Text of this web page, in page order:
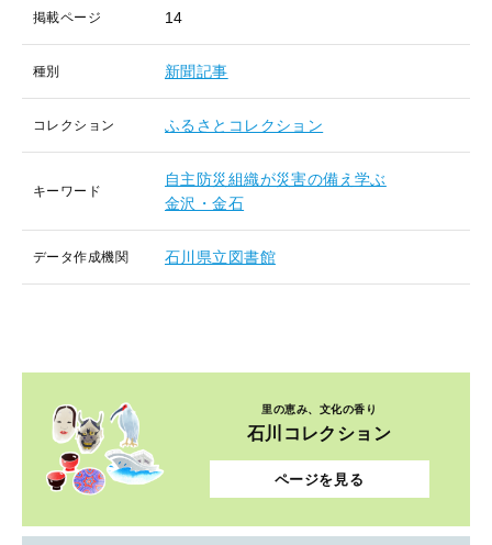
掲載ページ 14
種別 新聞記事
コレクション ふるさとコレクション
キーワード
自主防災組織が災害の備え学ぶ
金沢・金石
データ作成機関 石川県立図書館
里の恵み、文化の香り
石川コレクション
ページを見る